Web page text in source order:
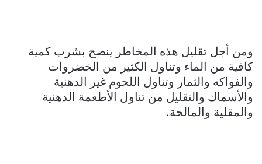
ومن أجل تقليل هذه المخاطر ينصح بشرب كمية
كافية من الماء وتناول الكثير من الخضروات
والفواكه والثمار وتناول اللحوم غير الدهنية
والأسماك والتقليل من تناول الأطعمة الدهنية
والمقلية والمالحة.